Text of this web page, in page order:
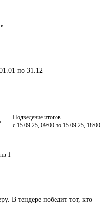
по 31.12
Подведение итогов
с 15.09.25, 09:00 по 15.09.25, 18:00
1
В тендере победит тот, кто